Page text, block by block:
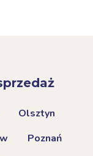
Olsztyn
Poznań